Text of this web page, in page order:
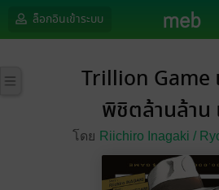
ล็อกอินเข้าระบบ
Trillion Game
พิชิตล้านล้าน
โดย Riichiro Inagaki /